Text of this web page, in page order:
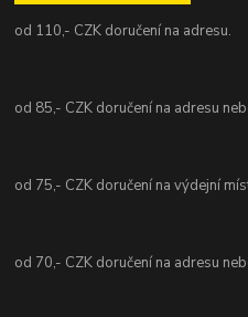
od 110,- CZK doručení na adresu.
od 85,- CZK doručení na adresu
od 75,- CZK doručení na výdejní
od 70,- CZK doručení na adresu